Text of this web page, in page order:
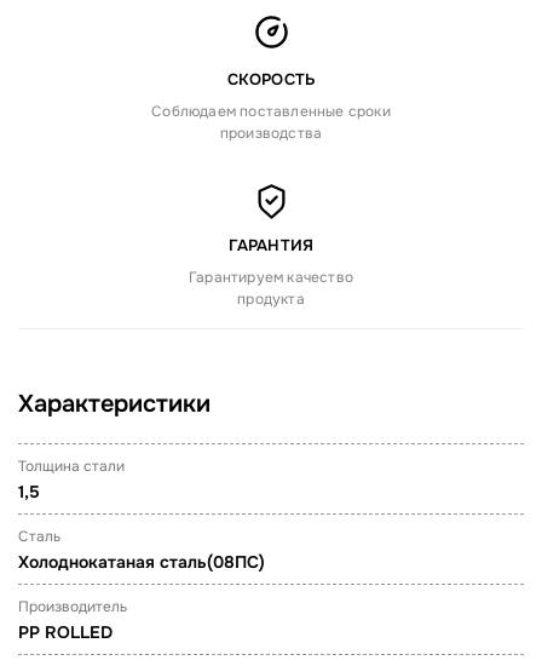
СКОРОСТЬ
Соблюдаем поставленные сроки
производства
ГАРАНТИЯ
Гарантируем качество
продукта
Характеристики
Толщина стали
1,5
Сталь
Холоднокатаная сталь(08ПС)
Производитель
PP ROLLED